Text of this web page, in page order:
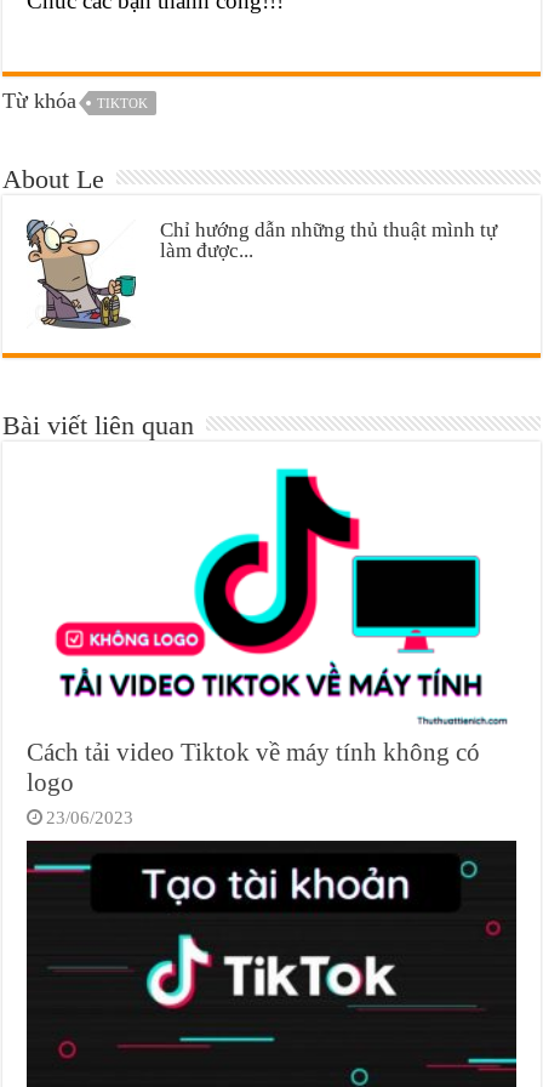
Từ khóa TIKTOK
About Le
Chỉ hướng dẫn những thủ thuật mình tự
làm được...
Bài viết liên quan
Cách tải video Tiktok về máy tính không có
logo
23/06/2023